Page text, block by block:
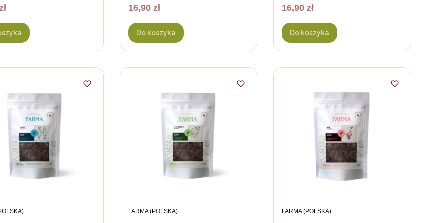
Cena
16,90 zł
Do koszyka
Cena
16,90 zł
Do koszyka
PRODUCENT
FARMA (POLSKA) PRODUCENT
FARMA (POLSKA)